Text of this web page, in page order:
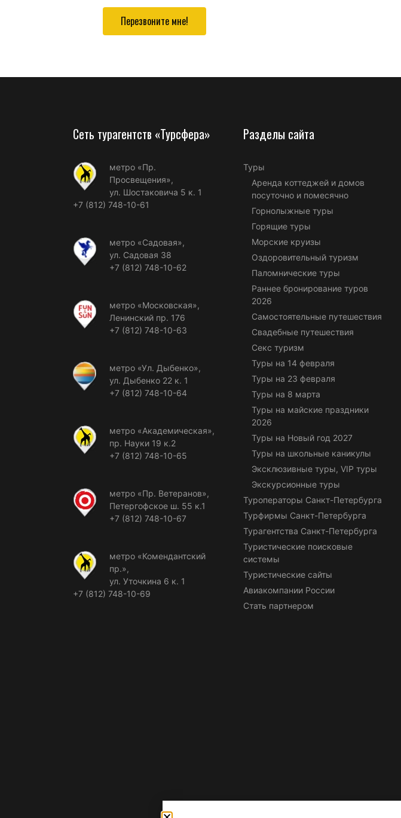
Перезвоните мне!
Сеть турагентств «Турсфера»
метро «Пр.
Просвещения»,
ул. Шостаковича 5 к. 1
+7 (812) 748-10-61
метро «Садовая»,
ул. Садовая 38
+7 (812) 748-10-62
метро «Московская»,
Ленинский пр. 176
+7 (812) 748-10-63
метро «Ул. Дыбенко»,
ул. Дыбенко 22 к. 1
+7 (812) 748-10-64
метро «Академическая»,
пр. Науки 19 к.2
+7 (812) 748-10-65
метро «Пр. Ветеранов»,
Петергофское ш. 55 к.1
+7 (812) 748-10-67
метро «Комендантский
пр.»,
ул. Уточкина 6 к. 1
+7 (812) 748-10-69
Разделы сайта
Туры
Аренда коттеджей и домов
посуточно и помесячно
Горнолыжные туры
Горящие туры
Морские круизы
Оздоровительный туризм
Паломнические туры
Раннее бронирование туров
2026
Самостоятельные путешествия
Свадебные путешествия
Секс туризм
Туры на 14 февраля
Туры на 23 февраля
Туры на 8 марта
Туры на майские праздники
2026
Туры на Новый год 2027
Туры на школьные каникулы
Эксклюзивные туры, VIP туры
Экскурсионные туры
Туроператоры Санкт-Петербурга
Турфирмы Санкт-Петербурга
Турагентства Санкт-Петербурга
Туристические поисковые
системы
Туристические сайты
Авиакомпании России
Стать партнером